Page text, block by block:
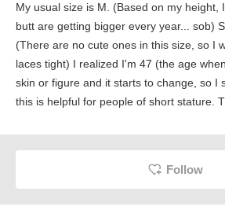
My usual size is M. (Based on my height,
butt are getting bigger every year... sob)
(There are no cute ones in this size, so I
laces tight) I realized I'm 47 (the age
skin or figure and it starts to change, so I
this is helpful for people of short stature.
Follow